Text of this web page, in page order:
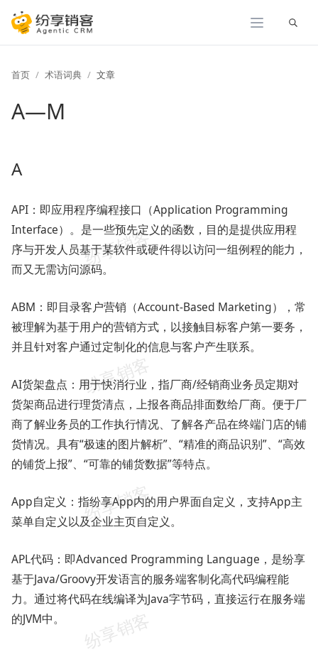
展开
首页 术语词典 文章
A—M
A
API：即应用程序编程接口（Application Programming
Interface）。是一些预先定义的函数，目的是提供应用程
序与开发人员基于某软件或硬件得以访问一组例程的能力，
而又无需访问源码。
ABM：即目录客户营销（Account-Based Marketing），常
被理解为基于用户的营销方式，以接触目标客户第一要务，
并且针对客户通过定制化的信息与客户产生联系。
AI货架盘点：用于快消行业，指厂商/经销商业务员定期对
货架商品进行理货清点，上报各商品排面数给厂商。便于厂
商了解业务员的工作执行情况、了解各产品在终端门店的铺
货情况。具有“极速的图片解析”、“精准的商品识别”、“高效
的铺货上报”、“可靠的铺货数据”等特点。
App自定义：指纷享App内的用户界面自定义，支持App主
菜单自定义以及企业主页自定义。
APL代码：即Advanced Programming Language，是纷享
基于Java/Groovy开发语言的服务端客制化高代码编程能
力。通过将代码在线编译为Java字节码，直接运行在服务端
的JVM中。